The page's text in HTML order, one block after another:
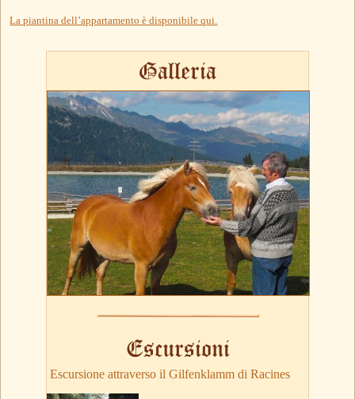
La piantina dell’appartamento è disponibile qui.
Galleria
Escursioni
Escursione attraverso il Gilfenklamm di Racines